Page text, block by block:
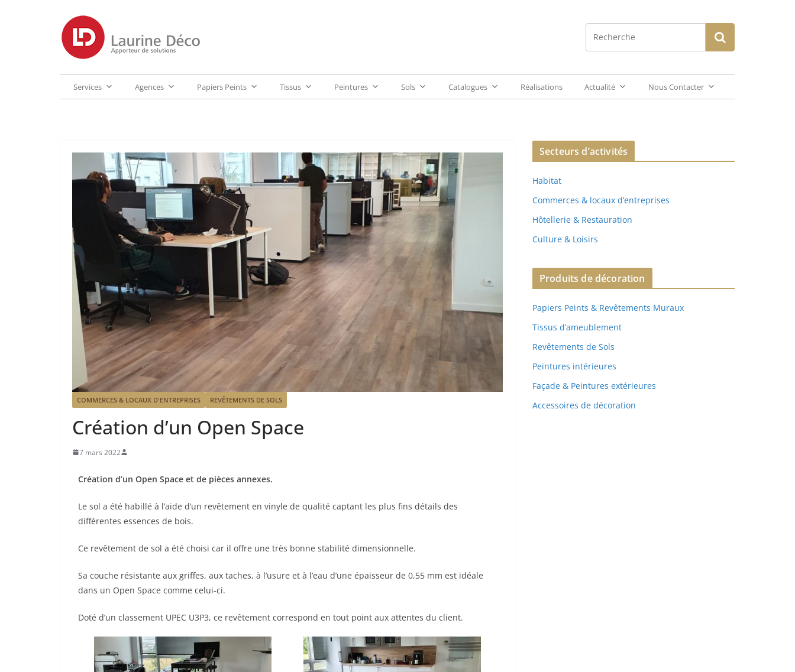
Services Agences Papiers Peints Tissus Peintures Sols Catalogues Réalisations Actualité Nous Contacter
COMMERCES & LOCAUX D'ENTREPRISES REVÊTEMENTS DE SOLS
Création d’un Open Space
7 mars 2022
Création d’un Open Space et de pièces annexes.
Le sol a été habillé à l’aide d’un revêtement en vinyle de qualité captant les plus fins détails des
différentes essences de bois.
Ce revêtement de sol a été choisi car il offre une très bonne stabilité dimensionnelle.
Sa couche résistante aux griffes, aux taches, à l’usure et à l’eau d’une épaisseur de 0,55 mm est idéale
dans un Open Space comme celui-ci.
Doté d’un classement UPEC U3P3, ce revêtement correspond en tout point aux attentes du client.
Secteurs d’activités
Habitat
Commerces & locaux d’entreprises
Hôtellerie & Restauration
Culture & Loisirs
Produits de décoration
Papiers Peints & Revêtements Muraux
Tissus d’ameublement
Revêtements de Sols
Peintures intérieures
Façade & Peintures extérieures
Accessoires de décoration